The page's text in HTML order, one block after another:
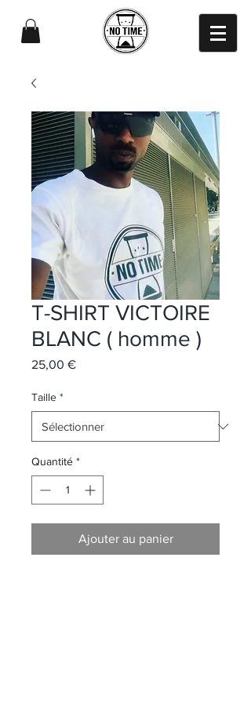
T-SHIRT VICTOIRE
BLANC ( homme )
25,00 €Prix
Taille *
Quantité *
Ajouter au panier